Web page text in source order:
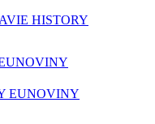
HISTORY
EUNOVINY